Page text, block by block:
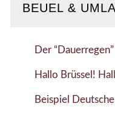
BEUEL &
Der
Hallo Brüssel!
Beispiel